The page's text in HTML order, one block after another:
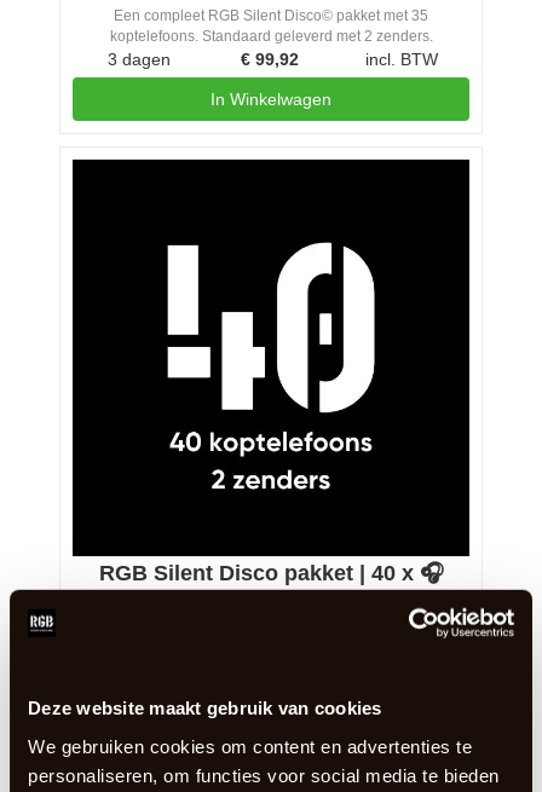
Deze website maakt gebruik van cookies
We gebruiken cookies om content en advertenties te
personaliseren, om functies voor social media te bieden
Een compleet RGB Silent Disco© pakket met 35
koptelefoons. Standaard geleverd met 2 zenders.
3 dagen € 99,92 incl. BTW
In Winkelwagen
RGB Silent Disco pakket | 40 x 🎧
Een compleet RGB Silent Disco© pakket met 40